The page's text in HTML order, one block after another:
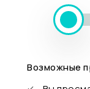
Возможные